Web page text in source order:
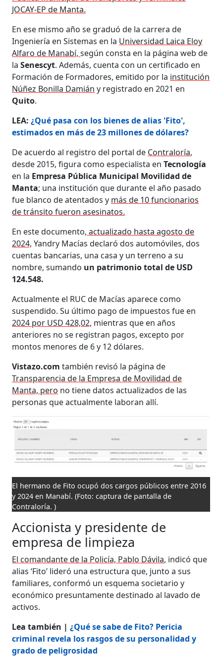
JOCAY-EP de Manta.
En ese mismo año se graduó de la carrera de
Ingeniería en Sistemas en la Universidad Laica Eloy
Alfaro de Manabí,según consta en la página web de
laSenescyt. Además, cuenta con un certificado en
Formación de Formadores, emitido por la institución
Núñez Bonilla Damián y registrado en 2021 en
Quito.
LEA:¿Qué pasa con los bienes de alias 'Fito',
estimados en más de 23 millones de dólares?
De acuerdo al registro del portal de Contraloría,
desde 2015, figura como especialista enTecnología
en la Empresa Pública Municipal Movilidad de
Manta; una institución que durante el año pasado
fue blanco de atentados y más de 10 funcionarios
de tránsito fueron asesinatos.
En este documento, actualizado hasta agosto de
2024, Yandry Macías declaró dos automóviles, dos
cuentas bancarias, una casa y un terreno a su
nombre, sumando un patrimonio total de USD
124.548.
Actualmente el RUC de Macías aparece como
suspendido. Su último pago de impuestos fue en
2024 por USD 428,02, mientras que en años
anteriores no se registran pagos, excepto por
montos menores de 6 y 12 dólares.
Vistazo.com también revisó la página de
Transparencia de la Empresa de Movilidad de
Manta, pero no tiene datos actualizados de las
personas que actualmente laboran allí.
El hermano de Fito ocupó dos cargos públicos entre 2016
y 2024 en Manabí. (Foto: captura de pantalla de
Contraloría. )
Accionista y presidente de
empresa de limpieza
El comandante de la Policía, Pablo Dávila, indicó que
alias ‘Fito’ lideró una estructura que, junto a sus
familiares, conformó un esquema societario y
económico presuntamente destinado al lavado de
activos.
Lea también |¿Qué se sabe de Fito? Pericia
criminal revela los rasgos de su personalidad y
grado de peligrosidad